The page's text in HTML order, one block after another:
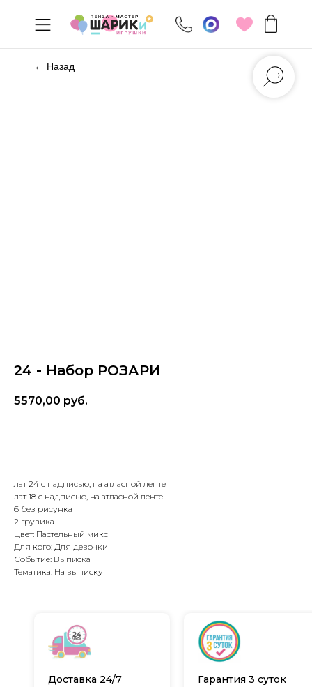
← Назад
24 - Набор РОЗАРИ
5570,00 руб.
лат 24 с надписью, на атласной ленте
лат 18 с надписью, на атласной ленте
6 без рисунка
2 грузика
Цвет: Пастельный микс
Для кого: Для девочки
Событие: Выписка
Тематика: На выписку
Доставка 24/7 Гарантия 3 суток